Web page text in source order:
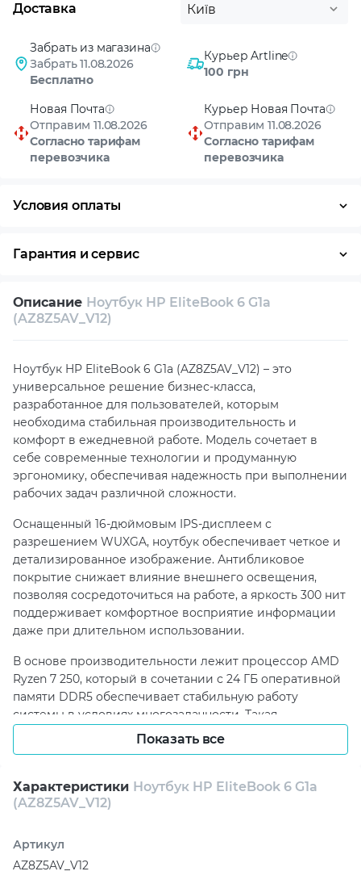
Доставка Київ
Забрать из магазина
Забрать 11.08.2026
Бесплатно
Курьер Artline
100 грн
Новая Почта
Отправим 11.08.2026
Согласно тарифам
перевозчика
Курьер Новая Почта
Отправим 11.08.2026
Согласно тарифам
перевозчика
Условия оплаты
Гарантия и сервис
Возврат и обмен в течение 14 дней
Техническая поддержка Консультация
Описание Ноутбук HP EliteBook 6 G1a
(AZ8Z5AV_V12)
Ноутбук HP EliteBook 6 G1a (AZ8Z5AV_V12) – это
универсальное решение бизнес-класса,
разработанное для пользователей, которым
необходима стабильная производительность и
комфорт в ежедневной работе. Модель сочетает в
себе современные технологии и продуманную
эргономику, обеспечивая надежность при выполнении
рабочих задач различной сложности.
Оснащенный 16-дюймовым IPS-дисплеем с
разрешением WUXGA, ноутбук обеспечивает четкое и
детализированное изображение. Антибликовое
покрытие снижает влияние внешнего освещения,
позволяя сосредоточиться на работе, а яркость 300 нит
поддерживает комфортное восприятие информации
даже при длительном использовании.
В основе производительности лежит процессор AMD
Ryzen 7 250, который в сочетании с 24 ГБ оперативной
памяти DDR5 обеспечивает стабильную работу
системы в условиях многозадачности. Такая
конфигурация подходит для офисных приложений,
обработки данных и повседневных рабочих процессов.
запуск системы и оперативный доступ к необходимым
файлам.
включают камеру 5 МП с инфракрасной поддержкой,
что делает видеосвязь более удобной и безопасной.
Показать все
Характеристики Ноутбук HP EliteBook 6 G1a
(AZ8Z5AV_V12)
Артикул
AZ8Z5AV_V12